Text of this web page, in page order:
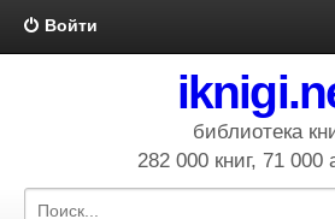
Войти
библиотека
282 000 книг, 71 000